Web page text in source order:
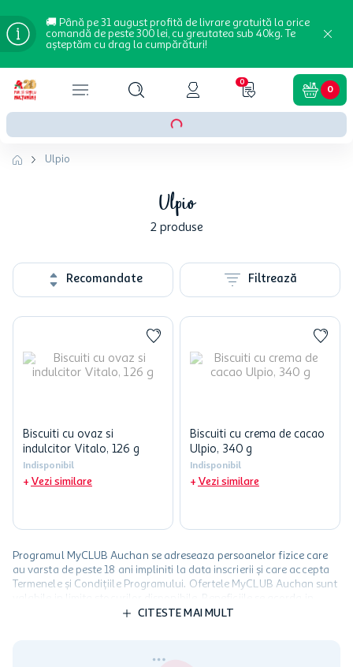
🚚 Până pe 31 august profită de livrare gratuită la orice
comandă de peste 300 lei, cu greutatea sub 40kg. Te
așteptăm cu drag la cumpărături!
0
0
Ulpio
Ulpio
2 produse
Recomandate Filtrează
Biscuiti cu ovaz si
indulcitor Vitalo, 126 g
Indisponibil
Vezi similare
Biscuiti cu crema de cacao
Ulpio, 340 g
Indisponibil
Vezi similare
Programul MyCLUB Auchan se adreseaza persoanelor fizice care
au varsta de peste 18 ani impliniti la data inscrierii și care accepta
Termenele și Condițiile Programului. Ofertele MyCLUB Auchan sunt
limita a 12 unitati / card client o singura data in perioada promotiei.
CITESTE MAI MULT